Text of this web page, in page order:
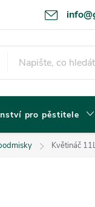
od smlouvy
pro pěstitele
Květináč